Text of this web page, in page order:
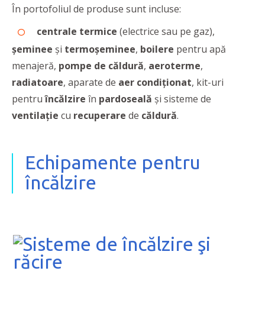
În portofoliul de produse sunt incluse:
centrale termice (electrice sau pe gaz),
şeminee şi termoşeminee, boilere pentru apă
menajeră, pompe de căldură, aeroterme,
radiatoare, aparate de aer condiţionat, kit-uri
pentruîncălzire în pardoseală şi sisteme de
ventilaţie cu recuperare de căldură.
Echipamente pentru
încălzire